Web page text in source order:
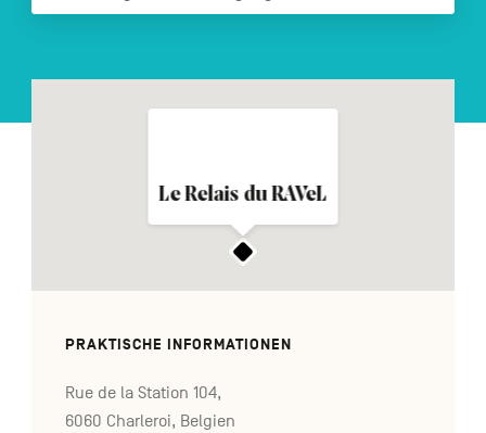
FR NL EN
Navigation
Le Relais du RAVeL
PRAKTISCHE INFORMATIONEN
Rue de la Station 104,
6060 Charleroi, Belgien